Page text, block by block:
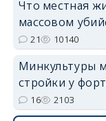
Что местная
массовом
21 10140
Минкультуры
стройки у
16 2103